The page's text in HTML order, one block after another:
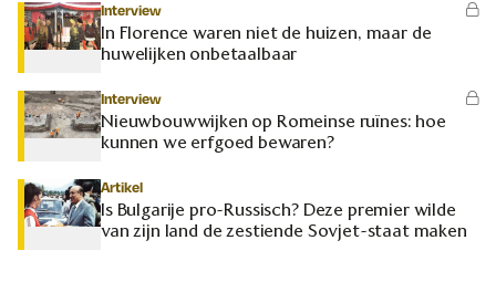
Interview
In Florence waren niet de huizen, maar de
huwelijken onbetaalbaar
Interview
Nieuwbouwwijken op Romeinse ruïnes: hoe
kunnen we erfgoed bewaren?
Artikel
Is Bulgarije pro-Russisch? Deze premier wilde
van zijn land de zestiende Sovjet-staat maken